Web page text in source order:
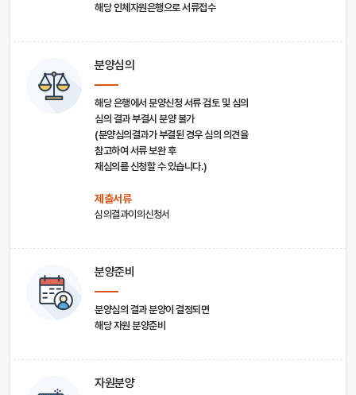
해당 인체자원은행으로 서류접수
분양심의
해당 은행에서 분양신청 서류 검토 및 심의
심의 결과 부결시 분양 불가
(분양심의결과가 부결된 경우 심의 의견을
참고하여 서류 보완 후
재심의를 신청할 수 있습니다.)
제출서류
심의결과이의신청서
분양준비
분양심의 결과 분양이 결정되면
해당 자원 분양준비
자원분양